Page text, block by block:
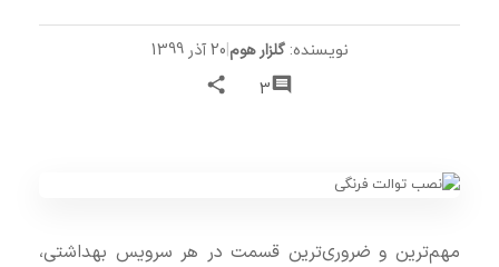
نویسنده: گلزار هوم|20 آذر 1399
3
مهم‌ترین و ضروری‌ترین قسمت در هر سرویس بهداشتی،